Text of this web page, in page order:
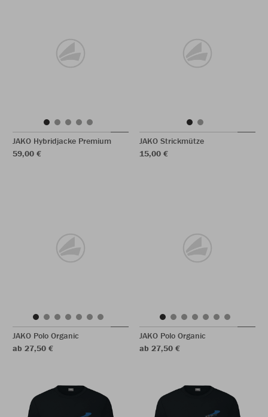
JAKO Hybridjacke Premium
59,00 €
JAKO Strickmütze
15,00 €
JAKO Polo Organic
ab 27,50 €
JAKO Polo Organic
ab 27,50 €